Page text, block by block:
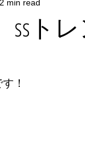
夏菜
】ss
2 min read
！